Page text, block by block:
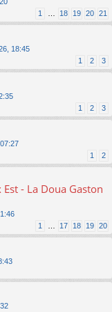
1 18 19 20 21
18:45
1 2 3
1 2 3
1 2
- La Doua Gaston
1 17 18 19 20